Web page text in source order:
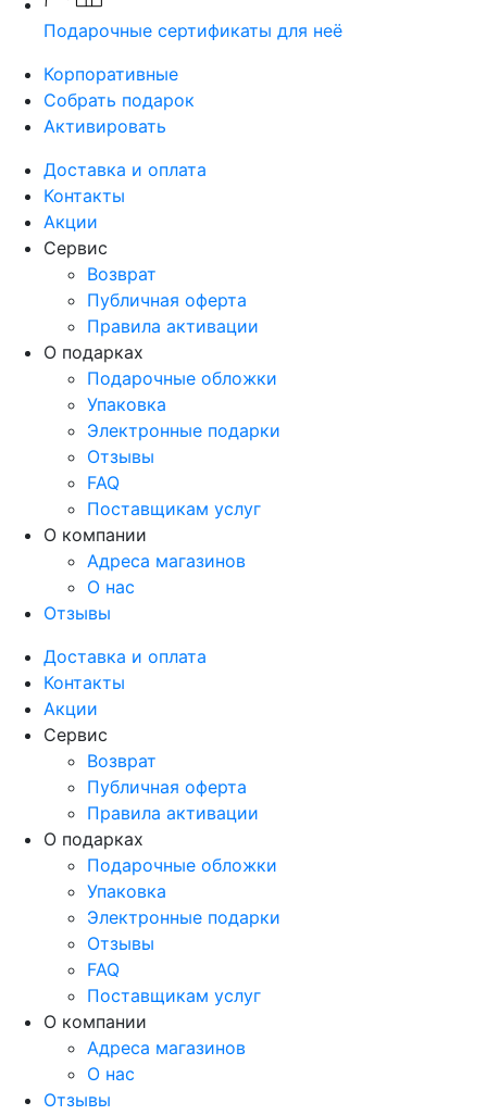
Подарочные сертификаты для неё
Корпоративные
Собрать подарок
Активировать
Доставка и оплата
Контакты
Акции
Сервис
Возврат
Публичная оферта
Правила активации
О подарках
Подарочные обложки
Упаковка
Электронные подарки
Отзывы
FAQ
Поставщикам услуг
О компании
Адреса магазинов
О нас
Отзывы
Доставка и оплата
Контакты
Акции
Сервис
Возврат
Публичная оферта
Правила активации
О подарках
Подарочные обложки
Упаковка
Электронные подарки
Отзывы
FAQ
Поставщикам услуг
О компании
Адреса магазинов
О нас
Отзывы